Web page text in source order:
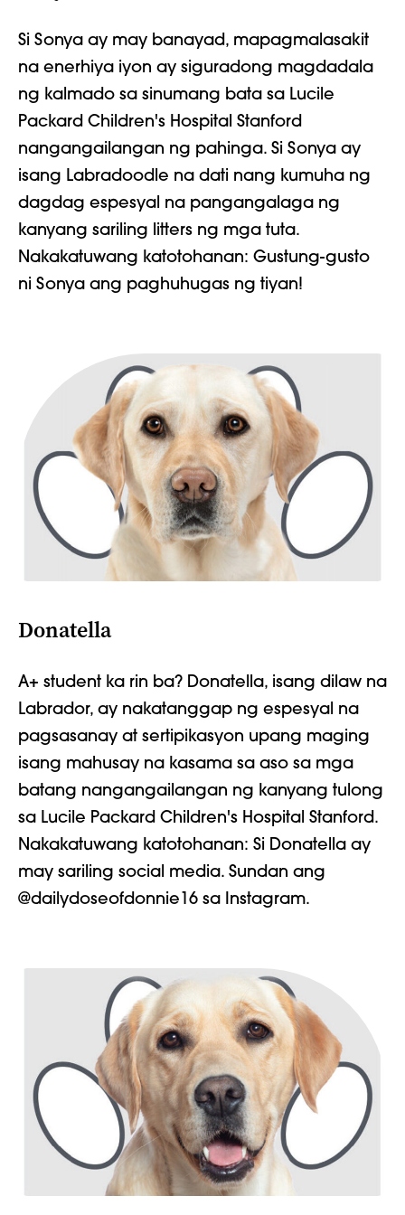
Si Sonya ay may banayad, mapagmalasakit
na enerhiya iyon ay siguradong magdadala
ng kalmado sa sinumang bata sa Lucile
Packard Children's Hospital Stanford
nangangailangan ng pahinga. Si Sonya ay
isang Labradoodle na dati nang kumuha ng
dagdag espesyal na pangangalaga ng
kanyang sariling litters ng mga tuta.
Nakakatuwang katotohanan: Gustung-gusto
ni Sonya ang paghuhugas ng tiyan!
Donatella
A+ student ka rin ba? Donatella, isang dilaw na
Labrador, ay nakatanggap ng espesyal na
pagsasanay at sertipikasyon upang maging
isang mahusay na kasama sa aso sa mga
batang nangangailangan ng kanyang tulong
sa Lucile Packard Children's Hospital Stanford.
Nakakatuwang katotohanan: Si Donatella ay
may sariling social media. Sundan ang
@dailydoseofdonnie16 sa Instagram.